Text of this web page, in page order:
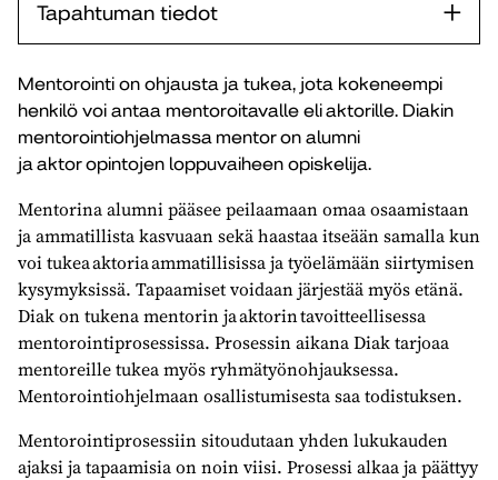
Tapahtuman tiedot
Mentorointi on ohjausta ja tukea, jota kokeneempi
henkilö voi antaa mentoroitavalle eli aktorille. Diakin
mentorointiohjelmassa mentor on alumni
ja aktor opintojen loppuvaiheen opiskelija.
Mentorina alumni pääsee peilaamaan omaa osaamistaan
ja ammatillista kasvuaan sekä haastaa itseään samalla kun
voi tukea aktoria ammatillisissa ja työelämään siirtymisen
kysymyksissä. Tapaamiset voidaan järjestää myös etänä.
Diak on tukena mentorin ja aktorin tavoitteellisessa
mentorointiprosessissa. Prosessin aikana Diak tarjoaa
mentoreille tukea myös ryhmätyönohjauksessa.
Mentorointiohjelmaan osallistumisesta saa todistuksen.
Mentorointiprosessiin sitoudutaan yhden lukukauden
ajaksi ja tapaamisia on noin viisi. Prosessi alkaa ja päättyy